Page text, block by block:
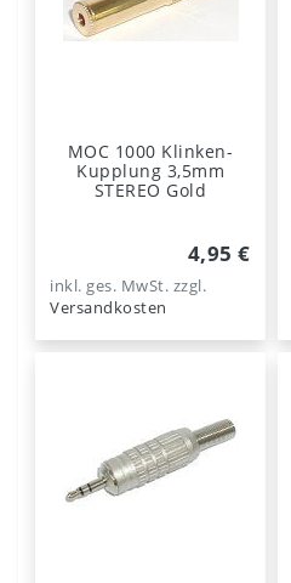
MOC 1000 Klinken-
Kupplung 3,5mm
STEREO Gold
4,95 €
inkl. ges. MwSt. zzgl.
Versandkosten